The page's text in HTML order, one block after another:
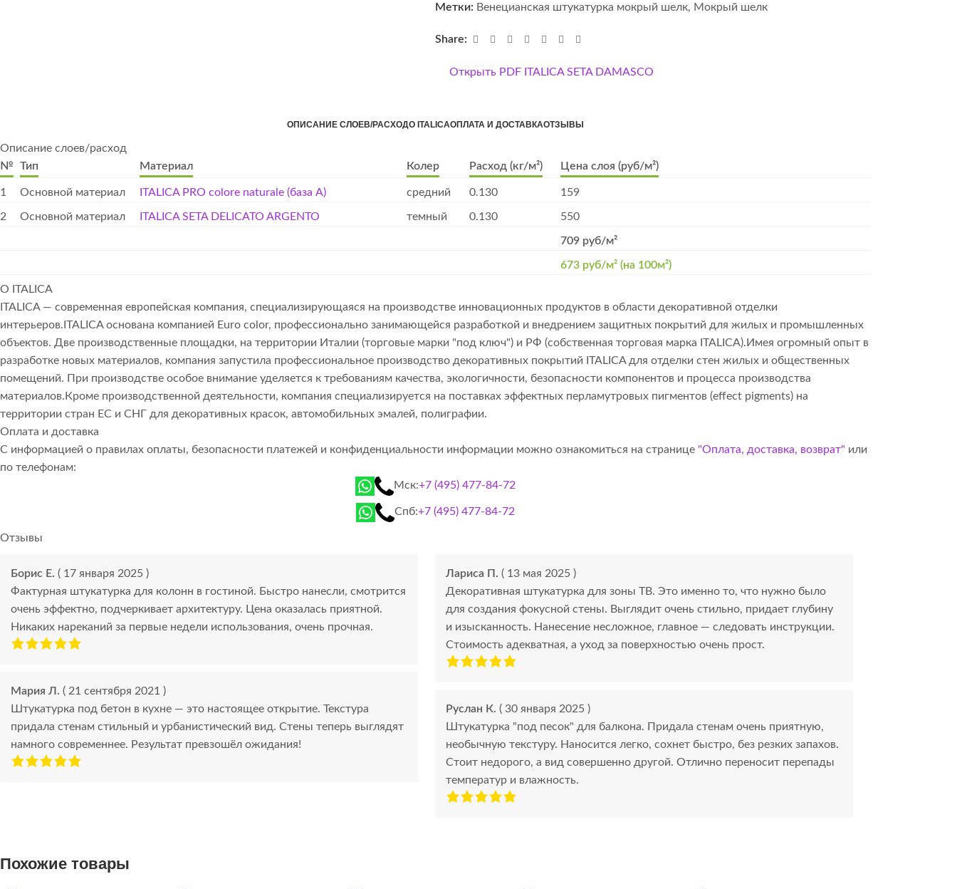
Метки: Венецианская штукатурка мокрый шелк, Мокрый шелк
Share:
Открыть PDF ITALICA SETA DAMASCO
ОПИСАНИЕ СЛОЕВ/РАСХОДО ITALICAОПЛАТА И ДОСТАВКАОТЗЫВЫ
Описание слоев/расход
№
Тип Материал Колер Расход (кг/м²) Цена слоя (руб/м²)
1 Основной материал ITALICA PRO colore naturale (база А) средний 0.130 159
2 Основной материал ITALICA SETA DELICATO ARGENTO темный 0.130 550
709 руб/м²
673 руб/м² (на 100м²)
О ITALICA
ITALICA — современная европейская компания, специализирующаяся на производстве инновационных продуктов в области декоративной отделки
интерьеров.ITALICA основана компанией Euro color, профессионально занимающейся разработкой и внедрением защитных покрытий для жилых и промышленных
объектов. Две производственные площадки, на территории Италии (торговые марки "под ключ") и РФ (собственная торговая марка ITALICA).Имея огромный опыт в
разработке новых материалов, компания запустила профессиональное производство декоративных покрытий ITALICA для отделки стен жилых и общественных
помещений. При производстве особое внимание уделяется к требованиям качества, экологичности, безопасности компонентов и процесса производства
материалов.Кроме производственной деятельности, компания специализируется на поставках эффектных перламутровых пигментов (effect pigments) на
территории стран ЕС и СНГ для декоративных красок, автомобильных эмалей, полиграфии.
Оплата и доставка
С информацией о правилах оплаты, безопасности платежей и конфиденциальности информации можно ознакомиться на странице "Оплата, доставка, возврат" или
по телефонам:
Мск:+7 (495) 477-84-72
Спб:+7 (495) 477-84-72
Отзывы
Борис Е. ( 17 января 2025 )
Фактурная штукатурка для колонн в гостиной. Быстро нанесли, смотрится
очень эффектно, подчеркивает архитектуру. Цена оказалась приятной.
Никаких нареканий за первые недели использования, очень прочная.
Мария Л. ( 21 сентября 2021 )
Штукатурка под бетон в кухне — это настоящее открытие. Текстура
придала стенам стильный и урбанистический вид. Стены теперь выглядят
намного современнее. Результат превзошёл ожидания!
Лариса П. ( 13 мая 2025 )
Декоративная штукатурка для зоны ТВ. Это именно то, что нужно было
для создания фокусной стены. Выглядит очень стильно, придает глубину
и изысканность. Нанесение несложное, главное — следовать инструкции.
Стоимость адекватная, а уход за поверхностью очень прост.
Руслан К. ( 30 января 2025 )
Штукатурка "под песок" для балкона. Придала стенам очень приятную,
необычную текстуру. Наносится легко, сохнет быстро, без резких запахов.
Стоит недорого, а вид совершенно другой. Отлично переносит перепады
температур и влажность.
Похожие товары